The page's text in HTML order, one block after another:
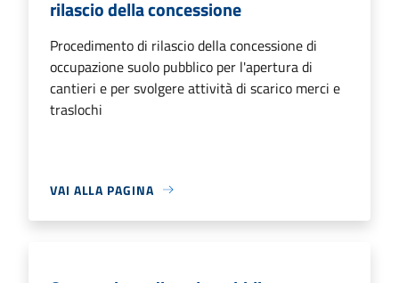
rilascio della concessione
Procedimento di rilascio della concessione di
occupazione suolo pubblico per l'apertura di
cantieri e per svolgere attività di scarico merci e
traslochi
VAI ALLA PAGINA